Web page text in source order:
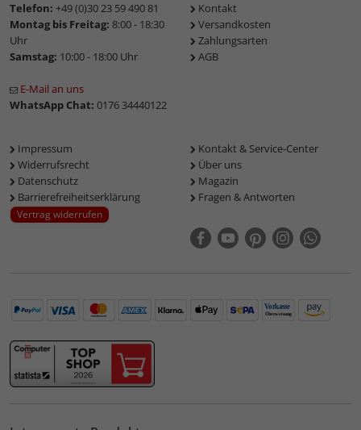
Telefon: +49 (0)30 23 59 490 81
Montag bis Freitag: 8:00 - 18:30
Uhr
Samstag: 10:00 - 18:00 Uhr
E-Mail an uns
WhatsApp Chat: 0176 34440122
Kontakt
Versandkosten
Zahlungsarten
AGB
Impressum
Widerrufsrecht
Datenschutz
Barrierefreiheitserklärung
Vertrag widerrufen
Kontakt & Service-Center
Über uns
Magazin
Fragen & Antworten